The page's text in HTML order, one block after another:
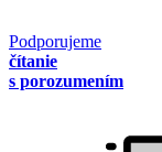
Podporujeme
čítanie
s porozumením